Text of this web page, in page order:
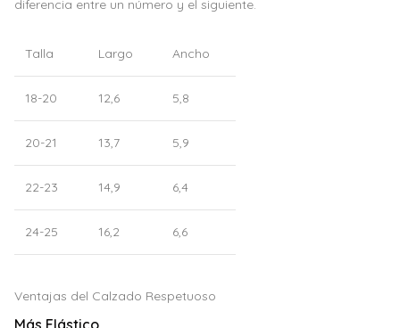
diferencia entre un número y el siguiente.
Talla Largo Ancho
18-20 12,6 5,8
20-21 13,7 5,9
22-23 14,9 6,4
24-25 16,2 6,6
Ventajas del Calzado Respetuoso